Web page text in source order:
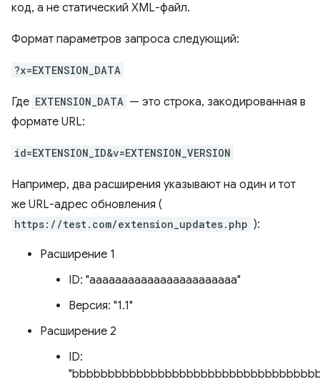
код, а не статический XML-файл.
Формат параметров запроса следующий:
?x=EXTENSION_DATA
Где EXTENSION_DATA — это строка, закодированная в
формате URL:
id=EXTENSION_ID&v=EXTENSION_VERSION
Например, два расширения указывают на один и тот
же URL-адрес обновления (
https://test.com/extension_updates.php ):
Расширение 1
ID: "ааааааааааааааааааааааа"
Версия: "1.1"
Расширение 2
ID: